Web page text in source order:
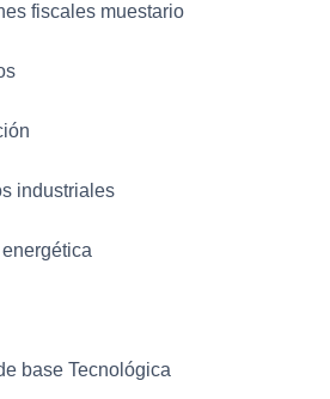
fiscales muestario
industriales
base Tecnológica